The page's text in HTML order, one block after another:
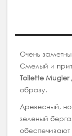
Очень
Смелый и
Toilette Mugler
образу.
Древесный,
зеленый
обеспечивают